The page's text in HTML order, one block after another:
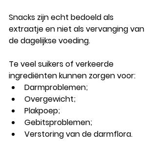
Snacks zijn echt bedoeld als
extraatje en niet als vervanging van
de dagelijkse voeding.
Te veel suikers of verkeerde
ingrediënten kunnen zorgen voor:
Darmproblemen;
Overgewicht;
Plakpoep;
Gebitsproblemen;
Verstoring van de darmflora.